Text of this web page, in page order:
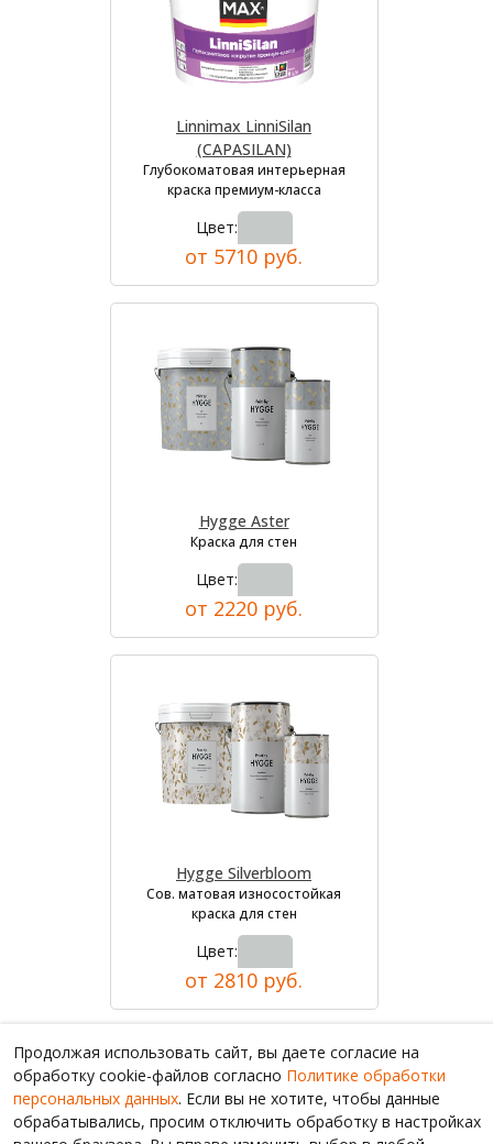
Linnimax LinniSilan
(CAPASILAN)
Глубокоматовая интерьерная
краска премиум-класса
Цвет:
от 5710 руб.
Hygge Aster
Краска для стен
Цвет:
от 2220 руб.
Hygge Silverbloom
Сов. матовая износостойкая
краска для стен
Цвет:
от 2810 руб.
Продолжая использовать сайт, вы даете согласие на
обработку cookie-файлов согласно Политике обработки
персональных данных. Если вы не хотите, чтобы данные
обрабатывались, просим отключить обработку в настройках